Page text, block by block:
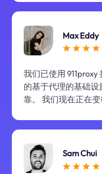
Max Eddy
我们已使用 911proxy
的基于代理的基础
靠。 我们现在正在变
Sam Chui